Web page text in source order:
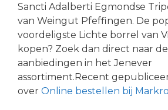
Sancti Adalberti Egmondse
van Weingut Pfeffingen. De
voordeligste Lichte borrel van
kopen? Zoek dan direct naar
aanbiedingen in het Jenever
assortiment.Recent
over Online bestellen bij Markro